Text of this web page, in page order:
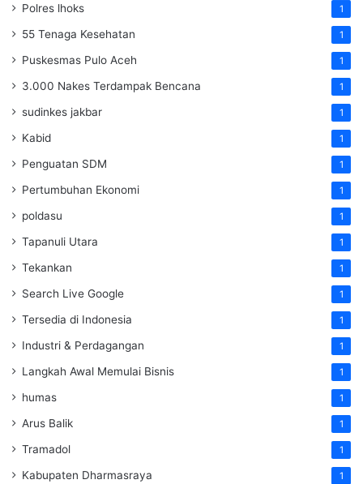
Polres lhoks 1
55 Tenaga Kesehatan 1
Puskesmas Pulo Aceh 1
3.000 Nakes Terdampak Bencana 1
sudinkes jakbar 1
Kabid 1
Penguatan SDM ‎ 1
Pertumbuhan Ekonomi 1
poldasu 1
Tapanuli Utara 1
Tekankan 1
Search Live Google 1
Tersedia di Indonesia 1
Industri & Perdagangan 1
Langkah Awal Memulai Bisnis 1
humas 1
Arus Balik 1
Tramadol 1
Kabupaten Dharmasraya 1